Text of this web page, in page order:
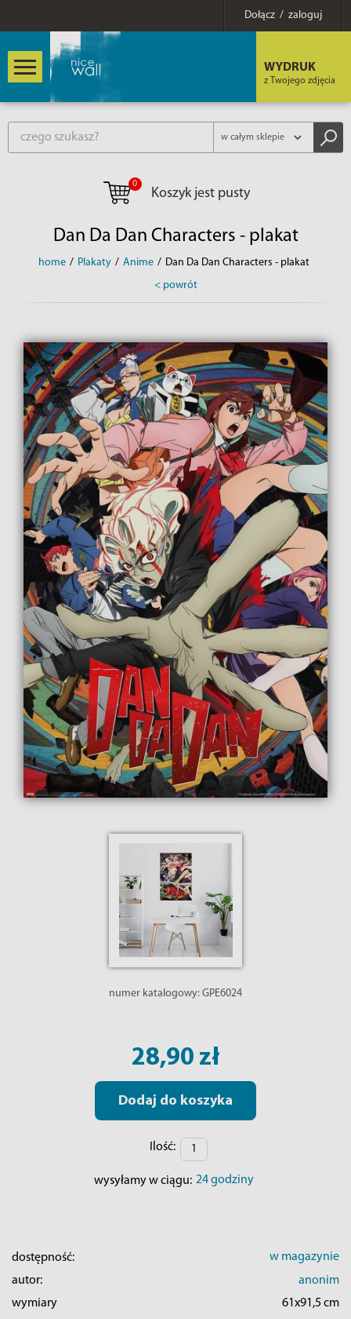
Dołącz / zaloguj
WYDRUK
z Twojego zdjęcia
0
Koszyk jest pusty
Dan Da Dan Characters - plakat
home / Plakaty / Anime / Dan Da Dan Characters - plakat
< powrót
numer katalogowy: GPE6024
28,90 zł
Dodaj do koszyka
Ilość:
wysyłamy w ciągu: 24 godziny
dostępność:
w magazynie
autor:
anonim
wymiary
61x91,5 cm